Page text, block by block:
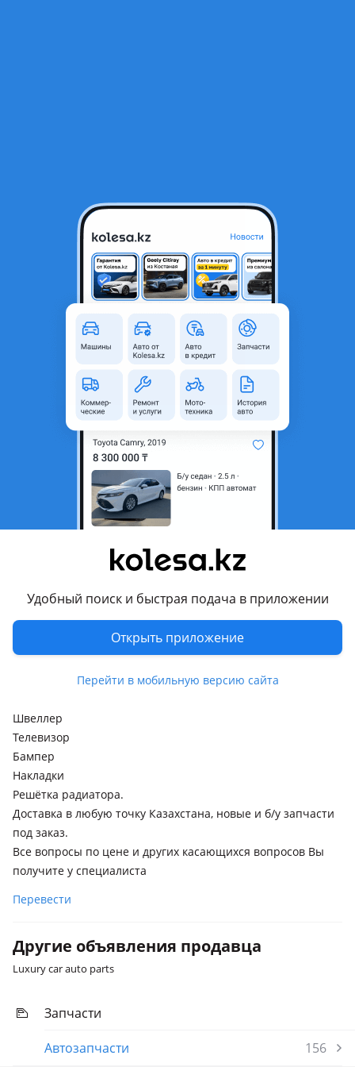
Удобный поиск и быстрая подача в приложении
Открыть приложение
Перейти в мобильную версию сайта
Hyundai grandeur Передний бампер задний бампер
Актобе, Актюбинская
область
Б/y
Оригинальность
Оригинал
Комментарий продавца
Автозапчасти в оригинале из Кореи на Hyundai Palisade
Carnival Santa Fe Grandeur Кia K5 K3 K7 K8 Sportage Sonata
Tucson Genesis.
Лучшее предложение на рынке, с огромным выбором с
самыми выгодными условиями.
Дверь
Капот
Фары передние и задние
Швеллер
Телевизор
Бампер
Накладки
Решётка радиатора.
Доставка в любую точку Казахстана, новые и б/у запчасти
под заказ.
Все вопросы по цене и других касающихся вопросов Вы
получите у специалиста
Перевести
Другие объявления продавца
Luxury car auto parts
Запчасти
Автозапчасти
156